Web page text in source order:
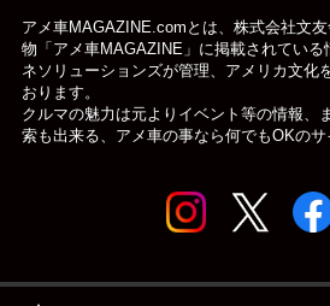
アメ車MAGAZINE.comとは、株式会社文
物「アメ車MAGAZINE」に掲載されている
ネソリューションズが管理、アメリカ文化
おります。
クルマの魅力は元よりイベント等の情報、
索も出来る、アメ車の事なら何でもOKのサ